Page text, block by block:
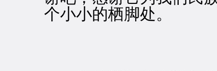
个小小的栖脚处。